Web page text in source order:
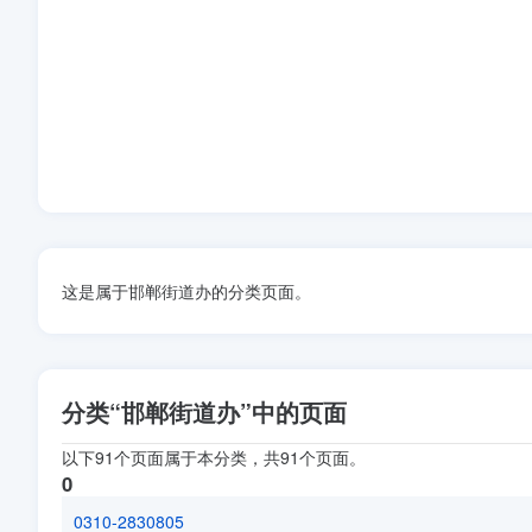
这是属于邯郸街道办的分类页面。
分类“邯郸街道办”中的页面
以下91个页面属于本分类，共91个页面。
0
0310-2830805